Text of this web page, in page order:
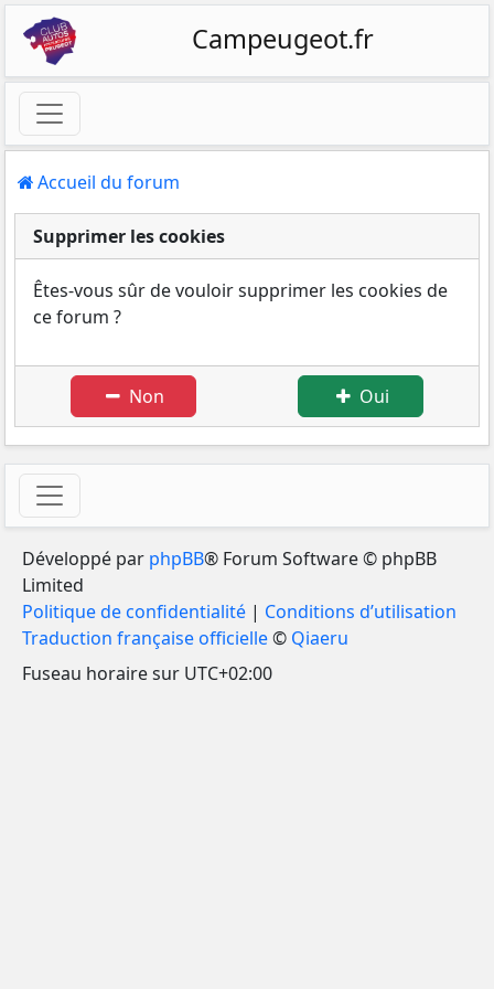
Campeugeot.fr
Accueil du forum
Supprimer les cookies
Êtes-vous sûr de vouloir supprimer les cookies de
ce forum ?
Non Oui
Développé par phpBB® Forum Software © phpBB
Limited
Politique de confidentialité | Conditions d’utilisation
Traduction française officielle© Qiaeru
Fuseau horaire sur UTC+02:00